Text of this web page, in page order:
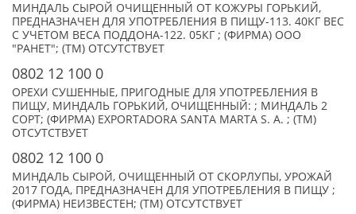
МИНДАЛЬ СЫРОЙ ОЧИЩЕННЫЙ ОТ КОЖУРЫ ГОРЬКИЙ,
ПРЕДНАЗНАЧЕН ДЛЯ УПОТРЕБЛЕНИЯ В ПИЩУ-113. 40КГ ВЕС
С УЧЕТОМ ВЕСА ПОДДОНА-122. 05КГ ; (ФИРМА) ООО
"РАНЕТ"; (TM) ОТСУТСТВУЕТ
0802 12 100 0
ОРЕХИ СУШЕННЫЕ, ПРИГОДНЫЕ ДЛЯ УПОТРЕБЛЕНИЯ В
ПИЩУ, МИНДАЛЬ ГОРЬКИЙ, ОЧИЩЕННЫЙ: ; МИНДАЛЬ 2
СОРТ; (ФИРМА) EXPORTADORA SANTA MARTA S. A. ; (TM)
ОТСУТСТВУЕТ
0802 12 100 0
МИНДАЛЬ СЫРОЙ, ОЧИЩЕННЫЙ ОТ СКОРЛУПЫ, УРОЖАЙ
2017 ГОДА, ПРЕДНАЗНАЧЕН ДЛЯ УПОТРЕБЛЕНИЯ В ПИЩУ ;
(ФИРМА) НЕИЗВЕСТЕН; (TM) ОТСУТСТВУЕТ